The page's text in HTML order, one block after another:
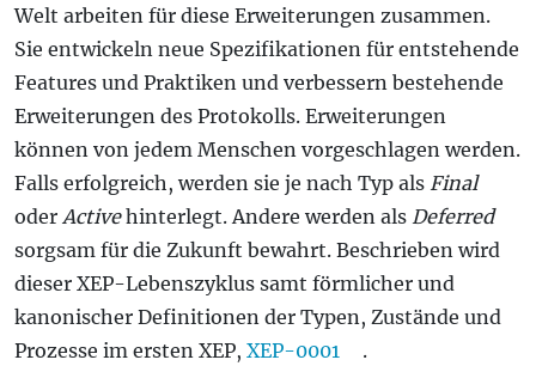
Welt arbeiten für diese Erweiterungen zusammen.
Sie entwickeln neue Spezifikationen für entstehende
Features und Praktiken und verbessern bestehende
Erweiterungen des Protokolls. Erweiterungen
können von jedem Menschen vorgeschlagen werden.
Falls erfolgreich, werden sie je nach Typ als Final
oder Activehinterlegt. Andere werden als Deferred
sorgsam für die Zukunft bewahrt. Beschrieben wird
dieser XEP-Lebenszyklus samt förmlicher und
kanonischer Definitionen der Typen, Zustände und
Prozesse im ersten XEP, XEP-0001
.